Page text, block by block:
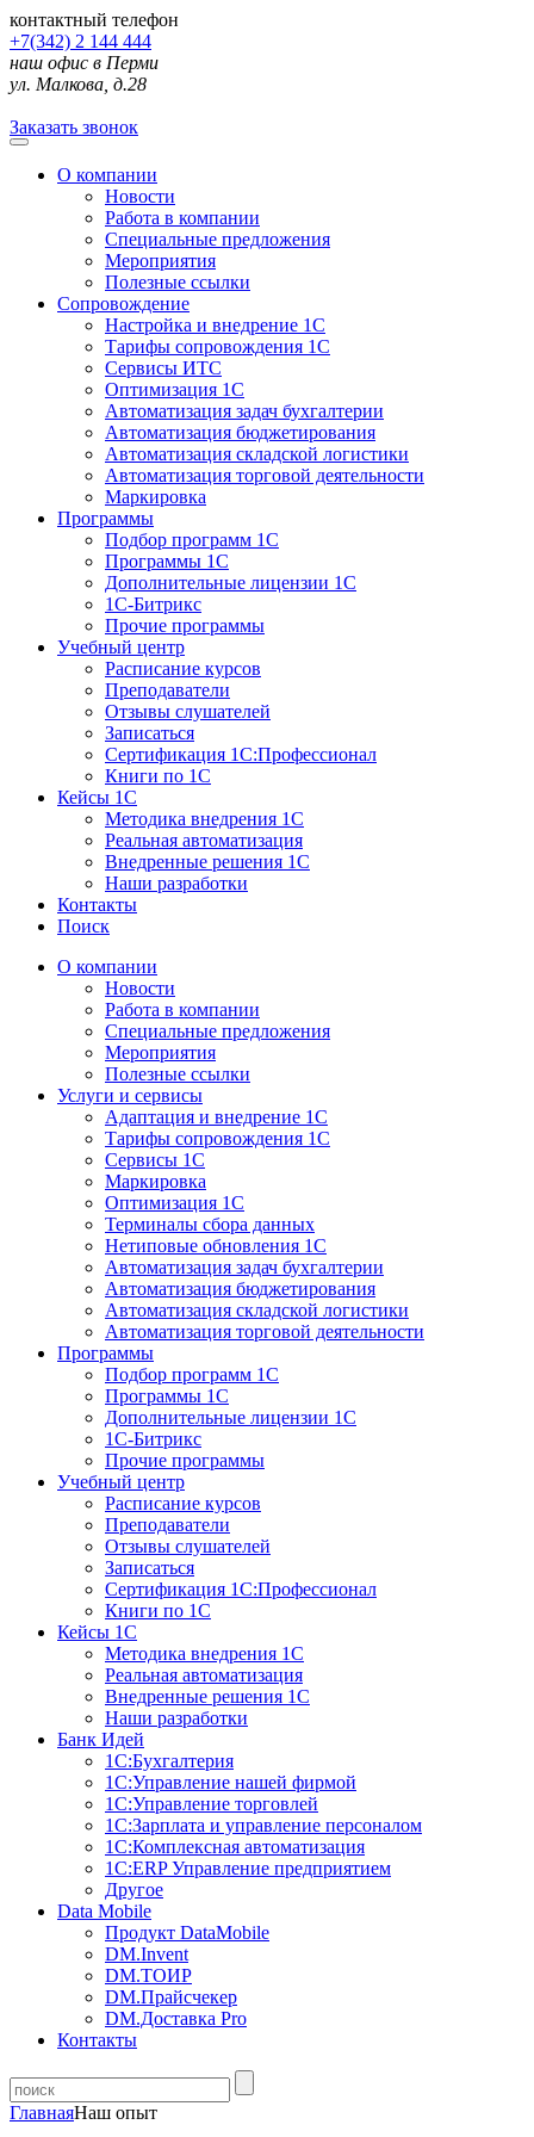
контактный телефон
+7(342) 2 144 444
наш офис в Перми
ул. Малкова, д.28
Заказать звонок
О компании
Новости
Работа в компании
Специальные предложения
Мероприятия
Полезные ссылки
Сопровождение
Настройка и внедрение 1С
Тарифы сопровождения 1С
Сервисы ИТС
Оптимизация 1С
Автоматизация задач бухгалтерии
Автоматизация бюджетирования
Автоматизация складской логистики
Автоматизация торговой деятельности
Маркировка
Программы
Подбор программ 1С
Программы 1С
Дополнительные лицензии 1С
1С-Битрикс
Прочие программы
Учебный центр
Расписание курсов
Преподаватели
Отзывы слушателей
Записаться
Сертификация 1С:Профессионал
Книги по 1С
Кейсы 1С
Методика внедрения 1С
Реальная автоматизация
Внедренные решения 1С
Наши разработки
Контакты
Поиск
О компании
Новости
Работа в компании
Специальные предложения
Мероприятия
Полезные ссылки
Услуги и сервисы
Адаптация и внедрение 1С
Тарифы сопровождения 1С
Сервисы 1С
Маркировка
Оптимизация 1С
Терминалы сбора данных
Нетиповые обновления 1С
Автоматизация задач бухгалтерии
Автоматизация бюджетирования
Автоматизация складской логистики
Автоматизация торговой деятельности
Программы
Подбор программ 1С
Программы 1С
Дополнительные лицензии 1С
1С-Битрикс
Прочие программы
Учебный центр
Расписание курсов
Преподаватели
Отзывы слушателей
Записаться
Сертификация 1С:Профессионал
Книги по 1С
Кейсы 1С
Методика внедрения 1С
Реальная автоматизация
Внедренные решения 1С
Наши разработки
Банк Идей
1С:Бухгалтерия
1С:Управление нашей фирмой
1С:Управление торговлей
1С:Зарплата и управление персоналом
1С:Комплексная автоматизация
1С:ERP Управление предприятием
Другое
Data Mobile
Продукт DataMobile
DM.Invent
DM.ТОИР
DM.Прайсчекер
DM.Доставка Pro
Контакты
ГлавнаяНаш опыт